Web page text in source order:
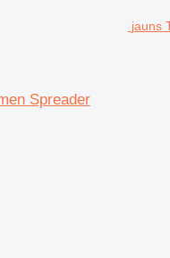
jauns
Spreader